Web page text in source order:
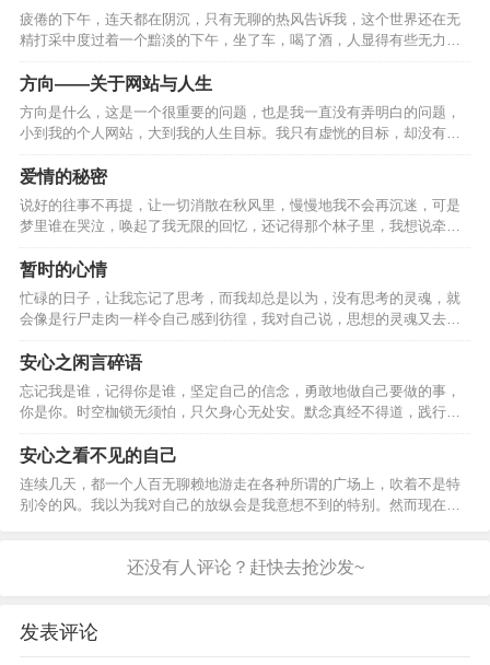
疲倦的下午，连天都在阴沉，只有无聊的热风告诉我，这个世界还在无
精打采中度过着一个黯淡的下午，坐了车，喝了酒，人显得有些无力昏
睡，我想是应该好好睡上一觉，然后醒来将会触悉黑夜的闷热…
方向——关于网站与人生
方向是什么，这是一个很重要的问题，也是我一直没有弄明白的问题，
小到我的个人网站，大到我的人生目标。我只有虚恍的目标，却没有肯
定的方向，犹如初生柳絮，总是随风摇摆却未曾知道将要摆向何方，坚
定一个方向，并…
爱情的秘密
说好的往事不再提，让一切消散在秋风里，慢慢地我不会再沉迷，可是
梦里谁在哭泣，唤起了我无限的回忆，还记得那个林子里，我想说牵着
你的手一直走下去，可是后来却有意去放弃，是我爱不起，还是你不曾
想留意…
暂时的心情
忙碌的日子，让我忘记了思考，而我却总是以为，没有思考的灵魂，就
会像是行尸走肉一样令自己感到彷徨，我对自己说，思想的灵魂又去度
假了，而我就趁着这个空档，全身心投入到新的工作当中…
安心之闲言碎语
忘记我是谁，记得你是谁，坚定自己的信念，勇敢地做自己要做的事，
你是你。时空枷锁无须怕，只欠身心无处安。默念真经不得道，践行体
验尚可为。…
安心之看不见的自己
连续几天，都一个人百无聊赖地游走在各种所谓的广场上，吹着不是特
别冷的风。我以为我对自己的放纵会是我意想不到的特别。然而现在看
发表评论